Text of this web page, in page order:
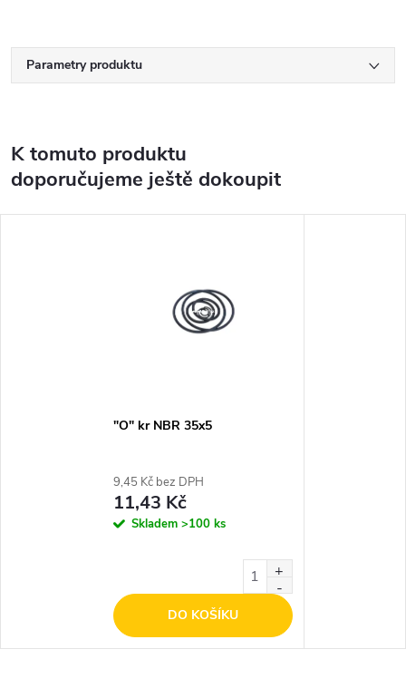
Parametry produktu
K tomuto produktu
doporučujeme ještě dokoupit
"O" kr NBR 35x5
9,45 Kč bez DPH
11,43 Kč
Skladem >100 ks
DO KOŠÍKU